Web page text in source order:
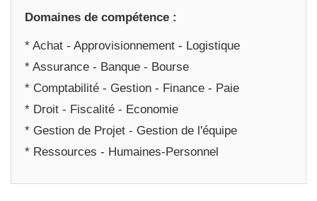
Domaines de compétence :
* Achat - Approvisionnement - Logistique
* Assurance - Banque - Bourse
* Comptabilité - Gestion - Finance - Paie
* Droit - Fiscalité - Economie
* Gestion de Projet - Gestion de l'équipe
* Ressources - Humaines-Personnel